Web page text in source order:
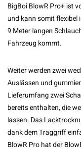
BigBoi BlowR Pro+ ist
und kann somit flexibel
9 Meter langen
Fahrzeug kommt.
Weiter werden zwei
Auslässen und
Lieferumfang zwei
bereits enthalten, die
lassen. Das
dank dem Traggriff
BlowR Pro hat der